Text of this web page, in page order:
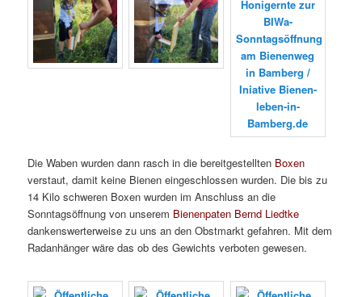
Die Waben wurden dann rasch in die bereitgestellten Boxen
verstaut, damit keine Bienen eingeschlossen wurden. Die bis zu
14 Kilo schweren Boxen wurden im Anschluss an die
Sonntagsöffnung von unserem Bienenpaten Bernd Liedtke
dankenswerterweise zu uns an den Obstmarkt gefahren. Mit dem
Radanhänger wäre das ob des Gewichts verboten gewesen.